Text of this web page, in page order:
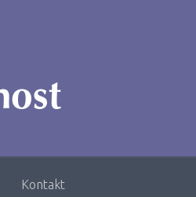
Kontakt